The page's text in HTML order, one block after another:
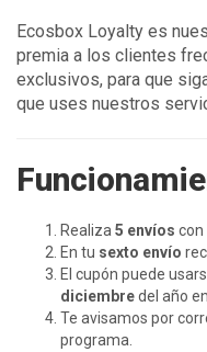
Ecosbox Loyalty es
premia a los clientes
exclusivos, para que
que uses nuestros
Realiza 5 envíos con
En tu sexto envío
El cupón puede
diciembredel año
Te avisamos por
programa.